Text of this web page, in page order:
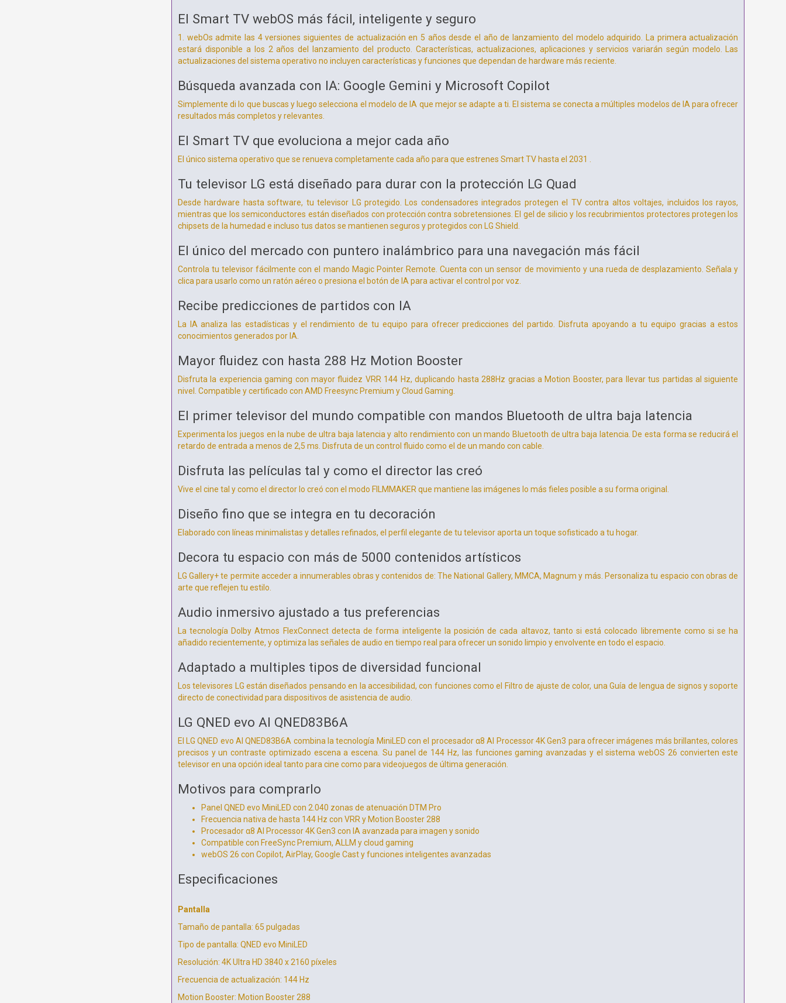
El Smart TV webOS más fácil, inteligente y seguro
1. webOs admite las 4 versiones siguientes de actualización en 5 años desde el año de lanzamiento del modelo adquirido. La primera actualización
estará disponible a los 2 años del lanzamiento del producto. Características, actualizaciones, aplicaciones y servicios variarán según modelo. Las
actualizaciones del sistema operativo no incluyen características y funciones que dependan de hardware más reciente.
Búsqueda avanzada con IA: Google Gemini y Microsoft Copilot
Simplemente di lo que buscas y luego selecciona el modelo de IA que mejor se adapte a ti. El sistema se conecta a múltiples modelos de IA para ofrecer
resultados más completos y relevantes.
El Smart TV que evoluciona a mejor cada año
El único sistema operativo que se renueva completamente cada año para que estrenes Smart TV hasta el 2031 .
Tu televisor LG está diseñado para durar con la protección LG Quad
Desde hardware hasta software, tu televisor LG protegido. Los condensadores integrados protegen el TV contra altos voltajes, incluidos los rayos,
mientras que los semiconductores están diseñados con protección contra sobretensiones. El gel de silicio y los recubrimientos protectores protegen los
chipsets de la humedad e incluso tus datos se mantienen seguros y protegidos con LG Shield.
El único del mercado con puntero inalámbrico para una navegación más fácil
Controla tu televisor fácilmente con el mando Magic Pointer Remote. Cuenta con un sensor de movimiento y una rueda de desplazamiento. Señala y
clica para usarlo como un ratón aéreo o presiona el botón de IA para activar el control por voz.
Recibe predicciones de partidos con IA
La IA analiza las estadísticas y el rendimiento de tu equipo para ofrecer predicciones del partido. Disfruta apoyando a tu equipo gracias a estos
conocimientos generados por IA.
Mayor fluidez con hasta 288 Hz Motion Booster
Disfruta la experiencia gaming con mayor fluidez VRR 144 Hz, duplicando hasta 288Hz gracias a Motion Booster, para llevar tus partidas al siguiente
nivel. Compatible y certificado con AMD Freesync Premium y Cloud Gaming.
El primer televisor del mundo compatible con mandos Bluetooth de ultra baja latencia
Experimenta los juegos en la nube de ultra baja latencia y alto rendimiento con un mando Bluetooth de ultra baja latencia. De esta forma se reducirá el
retardo de entrada a menos de 2,5 ms. Disfruta de un control fluido como el de un mando con cable.
Disfruta las películas tal y como el director las creó
Vive el cine tal y como el director lo creó con el modo FILMMAKER que mantiene las imágenes lo más fieles posible a su forma original.
Diseño fino que se integra en tu decoración
Elaborado con líneas minimalistas y detalles refinados, el perfil elegante de tu televisor aporta un toque sofisticado a tu hogar.
Decora tu espacio con más de 5000 contenidos artísticos
LG Gallery+ te permite acceder a innumerables obras y contenidos de: The National Gallery, MMCA, Magnum y más. Personaliza tu espacio con obras de
arte que reflejen tu estilo.
Audio inmersivo ajustado a tus preferencias
La tecnología Dolby Atmos FlexConnect detecta de forma inteligente la posición de cada altavoz, tanto si está colocado libremente como si se ha
añadido recientemente, y optimiza las señales de audio en tiempo real para ofrecer un sonido limpio y envolvente en todo el espacio.
Adaptado a multiples tipos de diversidad funcional
Los televisores LG están diseñados pensando en la accesibilidad, con funciones como el Filtro de ajuste de color, una Guía de lengua de signos y soporte
directo de conectividad para dispositivos de asistencia de audio.
LG QNED evo AI QNED83B6A
El LG QNED evo AI QNED83B6A combina la tecnología MiniLED con el procesador α8 AI Processor 4K Gen3 para ofrecer imágenes más brillantes, colores
precisos y un contraste optimizado escena a escena. Su panel de 144 Hz, las funciones gaming avanzadas y el sistema webOS 26 convierten este
televisor en una opción ideal tanto para cine como para videojuegos de última generación.
Motivos para comprarlo
Panel QNED evo MiniLED con 2.040 zonas de atenuación DTM Pro
Frecuencia nativa de hasta 144 Hz con VRR y Motion Booster 288
Procesador α8 AI Processor 4K Gen3 con IA avanzada para imagen y sonido
Compatible con FreeSync Premium, ALLM y cloud gaming
webOS 26 con Copilot, AirPlay, Google Cast y funciones inteligentes avanzadas
Especificaciones
Pantalla
Tamaño de pantalla: 65 pulgadas
Tipo de pantalla: QNED evo MiniLED
Resolución: 4K Ultra HD 3840 x 2160 píxeles
Frecuencia de actualización: 144 Hz
Motion Booster: Motion Booster 288